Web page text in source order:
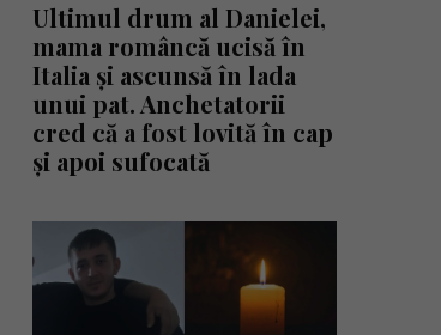
Ultimul drum al Danielei,
mama româncă ucisă în
Italia și ascunsă în lada
unui pat. Anchetatorii
cred că a fost lovită în cap
și apoi sufocată